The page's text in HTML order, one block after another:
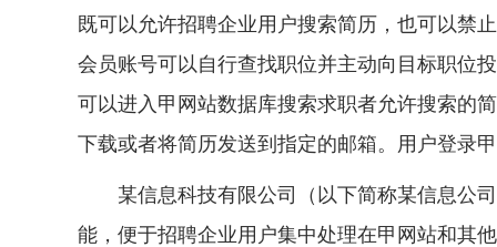
既可以允许招聘企业用户搜索简历，也可以禁
会员账号可以自行查找职位并主动向目标职位
可以进入甲网站数据库搜索求职者允许搜索的
下载或者将简历发送到指定的邮箱。用户登录
某信息科技有限公司（以下简称某信息公司
能，便于招聘企业用户集中处理在甲网站和其